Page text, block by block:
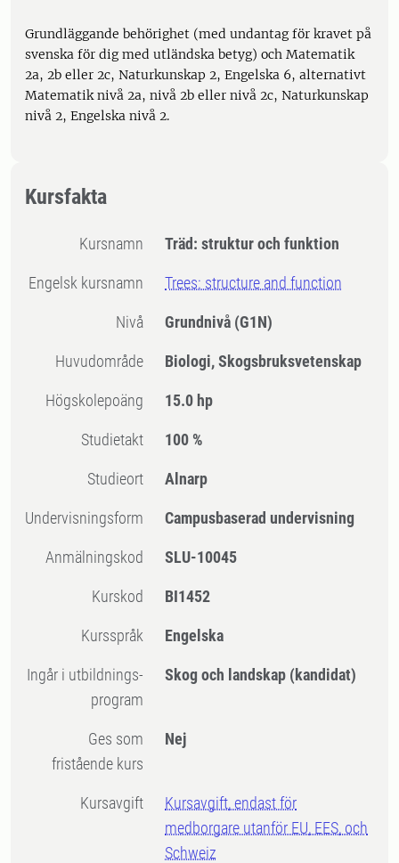
Grundläggande behörighet (med undantag för kravet på
svenska för dig med utländska betyg) och Matematik
2a, 2b eller 2c, Naturkunskap 2, Engelska 6, alternativt
Matematik nivå 2a, nivå 2b eller nivå 2c, Naturkunskap
nivå 2, Engelska nivå 2.
Kursfakta
Kursnamn Träd: struktur och funktion
Engelsk kursnamn Trees: structure and function
Nivå Grundnivå (G1N)
Huvudområde Biologi, Skogsbruksvetenskap
högskolepoäng 15.0 hp
Studietakt 100 %
Studieort Alnarp
Undervisningsform Campusbaserad undervisning
Anmälningskod SLU-10045
Kurskod BI1452
Kursspråk Engelska
Ingår i utbildnings-
program
Skog och landskap (kandidat)
Ges som
fristående kurs
Nej
Kursavgift
Kursavgift, endast för
medborgare utanför EU, EES, och
Schweiz